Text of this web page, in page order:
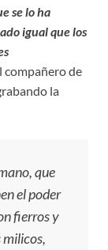
se lo ha
igual que los
compañero de
la
que
el poder
fierros y
milicos,